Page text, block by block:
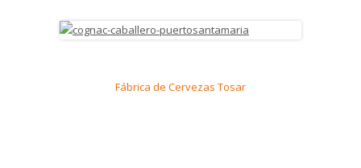
Fábrica de Cervezas Tosar